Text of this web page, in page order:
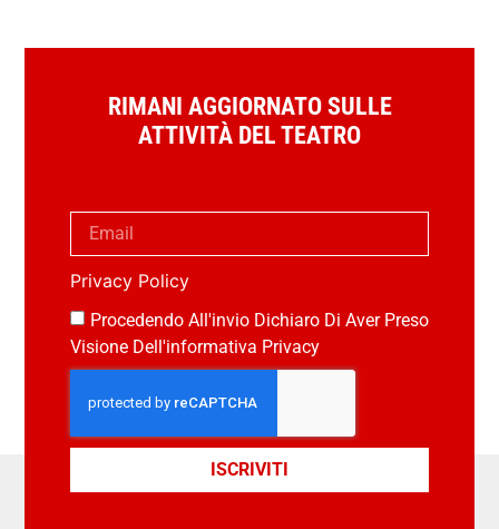
RIMANI AGGIORNATO SULLE
ATTIVITÀ DEL TEATRO
Privacy Policy
Procedendo All'invio Dichiaro Di Aver Preso
Visione Dell'informativa Privacy
ISCRIVITI